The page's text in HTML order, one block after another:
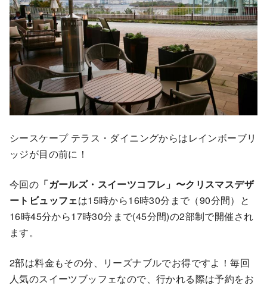
シースケープ テラス・ダイニングからはレインボーブリ
ッジが目の前に！
今回の 「ガールズ・スイーツコフレ」〜クリスマスデザ
ートビュッフェは15時から16時30分まで（90分間）と
16時45分から17時30分まで(45分間)の2部制で開催され
ます。
2部は料金もその分、リーズナブルでお得ですよ！毎回
人気のスイーツブッフェなので、行かれる際は予約をお